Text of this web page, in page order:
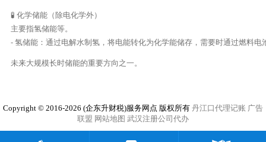
🧪 化学储能（除电化学外）
主要指氢储能等。
- 氢储能：通过电解水制氢，将电能转化为化学能储存，需要时通过燃料
未来大规模长时储能的重要方向之一。
Copyright © 2016-2026 (企东升财税)服务网点 版权所有 丹江口代理记账 广告
联盟 网站地图 武汉注册公司代办